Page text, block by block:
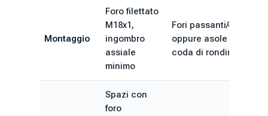
Montaggio
Foro filettato
M18x1,
ingombro
assiale
minimo
Fori passanti/ciechi
oppure asole a
coda di rondine
Spazi con
foro